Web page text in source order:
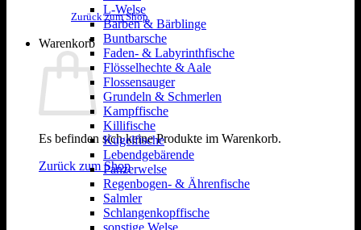
Zurück zum Shop
Warenkorb
Es befinden sich keine Produkte im Warenkorb.
Zurück zum Shop
L-Welse
Barben & Bärblinge
Buntbarsche
Faden- & Labyrinthfische
Flösselhechte & Aale
Flossensauger
Grundeln & Schmerlen
Kampffische
Killifische
Kugelfische
Lebendgebärende
Panzerwelse
Regenbogen- & Ährenfische
Salmler
Schlangenkopffische
sonstige Welse